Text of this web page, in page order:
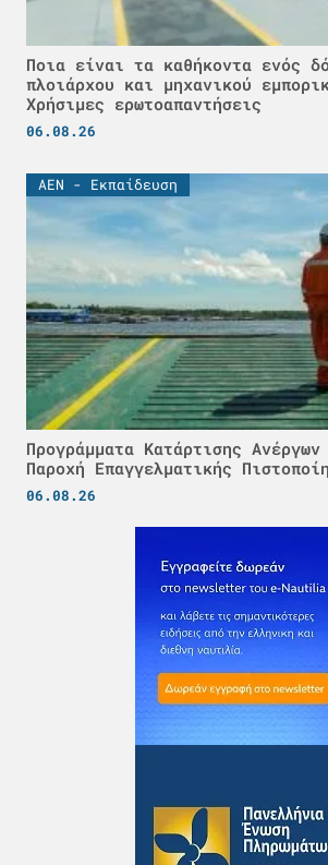
Ποια είναι τα καθήκοντα ενός
πλοιάρχου και μηχανικού
Χρήσιμες ερωτοαπαντήσεις
06.08.26
ΑΕΝ - Εκπαίδευση
Προγράμματα Κατάρτισης
Παροχή Επαγγελματικής
06.08.26